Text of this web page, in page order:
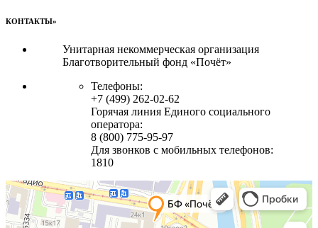
КОНТАКТЫ»
Унитарная некоммерческая организация
Благотворительный фонд «Почёт»
Телефоны:
+7 (499) 262-02-62
Горячая линия Единого социального
оператора:
8 (800) 775-95-97
Для звонков с мобильных телефонов:
1810